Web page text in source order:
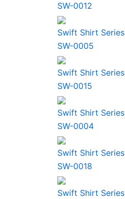
SW-0012
Swift Shirt Series
SW-0005
Swift Shirt Series
SW-0015
Swift Shirt Series
SW-0004
Swift Shirt Series
SW-0018
Swift Shirt Series